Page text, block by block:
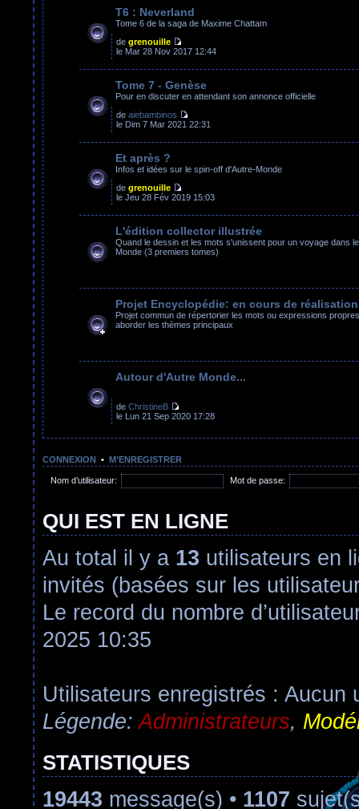
T6 : Neverland
Tome 6 de la saga de Maxime Chattam
de grenouille
le Mar 28 Nov 2017 12:44
Tome 7 - Genèse
Pour en discuter en attendant son annonce officielle
de aiebambinos
le Dim 7 Mar 2021 22:31
Et après ?
Infos et idées sur le spin-off d'Autre-Monde
de grenouille
le Jeu 28 Fév 2019 15:03
L'édition collector illustrée
Quand le dessin et les mots s'unissent pour un voyage dans
Monde (3 premiers tomes)
Projet Encyclopédie: en cours de réalisation
Projet commun de répertorier les mots ou expressions
aborder les thèmes principaux
Autour d'Autre Monde...
de ChristineB
le Lun 21 Sep 2020 17:28
CONNEXION• M’ENREGISTRER
Nom d’utilisateur: Mot de passe:
QUI EST EN LIGNE
Au total il y a 13 utilisateurs en
invités (basées sur les
Le record du nombre
2025 10:35
Utilisateurs enregistrés : Aucun
Légende:Administrateurs,
STATISTIQUES
19443 message(s) • 1107